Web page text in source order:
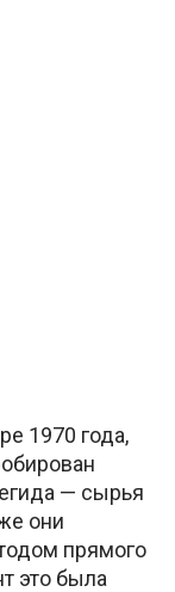
1970 года,
— сырья
они
прямого
это была